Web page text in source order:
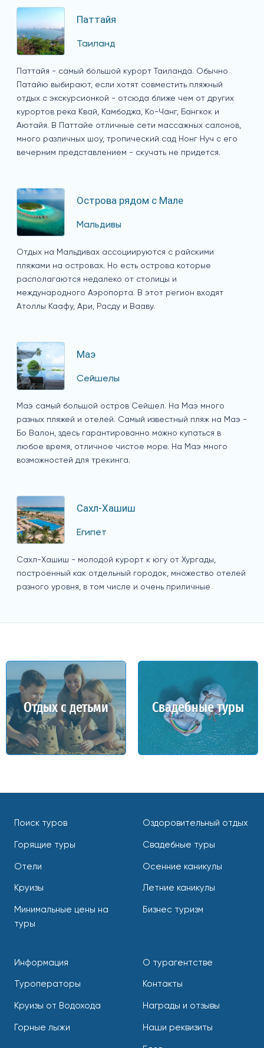
Паттайя
Таиланд
Паттайя - самый большой курорт Таиланда. Обычно
Патайю выбирают, если хотят совместить пляжный
отдых с экскурсионкой - отсюда ближе чем от других
курортов река Квай, Камбоджа, Ко-Чанг, Бангкок и
Аютайя. В Паттайе отличные сети массажных салонов,
много различных шоу, тропический сад Нонг Нуч с его
вечерним представлением - скучать не придется.
Острова рядом с Мале
Мальдивы
Отдых на Мальдивах ассоциируются с райскими
пляжами на островах. Но есть острова которые
располагаются недалеко от столицы и
международного Аэропорта. В этот регион входят
Атоллы Каафу, Ари, Расду и Вааву.
Маэ
Сейшелы
Маэ самый большой остров Сейшел. На Маэ много
разных пляжей и отелей. Самый известный пляж на Маэ -
Бо Валон, здесь гарантированно можно купаться в
любое время, отличное чистое море. На Маэ много
возможностей для трекинга.
Сахл-Хашиш
Египет
Сахл-Хашиш - молодой курорт к югу от Хургады,
построенный как отдельный городок, множество отелей
разного уровня, в том числе и очень приличные
Отдых с детьми Свадебные туры
Поиск туров
Горящие туры
Отели
Круизы
Минимальные цены на
туры
Оздоровительный отдых
Свадебные туры
Осенние каникулы
Летние каникулы
Бизнес туризм
Информация
Туроператоры
Круизы от Водохода
Горные лыжи
О турагентстве
Контакты
Награды и отзывы
Наши реквизиты